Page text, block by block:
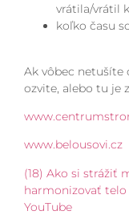
vrátila/vrátil
koľko času
Ak vôbec netušíte
ozvite, alebo tu je
www.belousovi.cz
(18) Ako si strážiť
harmonizovať telo
YouTube